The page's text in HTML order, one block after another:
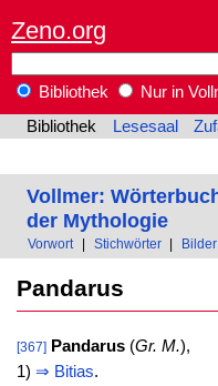
Zeno.org
Bibliothek
Nur in
Bibliothek
Lesesaal
Vollmer:
der Mythologie
Vorwort Stichwörter Bilder
Pandarus
[367] Pandarus(Gr. M.),
1) ⇒ Bitias.